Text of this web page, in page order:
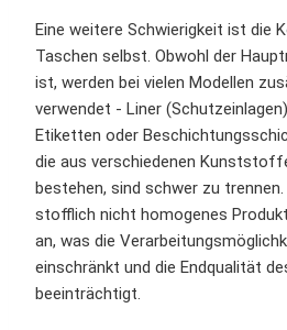
Eine weitere Schwierigkeit ist die
Taschen selbst. Obwohl der
ist, werden bei vielen Modellen
verwendet - Liner
Etiketten oder
die aus verschiedenen
bestehen, sind schwer zu
stofflich nicht homogenes
an, was die
einschränkt und die Endqualität
beeinträchtigt.